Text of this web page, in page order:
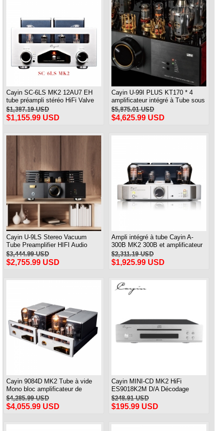
Cayin SC-6LS MK2 12AU7 EH
tube préampli stéréo HiFi Valve
préamplificateur
$1,387.19 USD
$1,155.99 USD
Cayin U-99I PLUS KT170 * 4
amplificateur intégré à Tube sous
vide amplificateur HIFI push-pull
$5,875.01 USD
$4,625.99 USD
Cayin U-9LS Stereo Vacuum
Tube Preamplifier HIFI Audio
Preamp XML Input
$3,444.99 USD
$2,755.99 USD
Ampli intégré à tube Cayin A-
300B MK2 300B et amplificateur
de puissance Ampli asymétrique
de classe A
$2,311.19 USD
$1,925.99 USD
Cayin 9084D MK2 Tube à vide
Mono bloc amplificateur de
puissance AMP 28W * 2 300B
Push 845 TUNG-SOL
amplificateur de soudage point à
$4,285.99 USD
$4,055.99 USD
Cayin MINI-CD MK2 HiFi
ES9018K2M D/A Décodage
Homehouse MINI lecteur CD
$248.91 USD
$195.99 USD